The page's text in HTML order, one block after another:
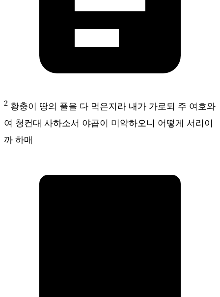
2 황충이 땅의 풀을 다 먹은지라 내가 가로되 주 여호와
여 청컨대 사하소서 야곱이 미약하오니 어떻게 서리이
까 하매